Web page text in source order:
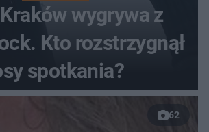
wygrywa z
Kto rozstrzygnął
spotkania?
62